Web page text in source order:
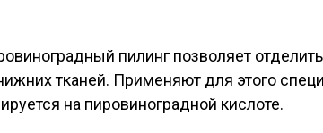
пилинг позволяет
тканей. Применяют для этого
на пировиноградной кислоте.